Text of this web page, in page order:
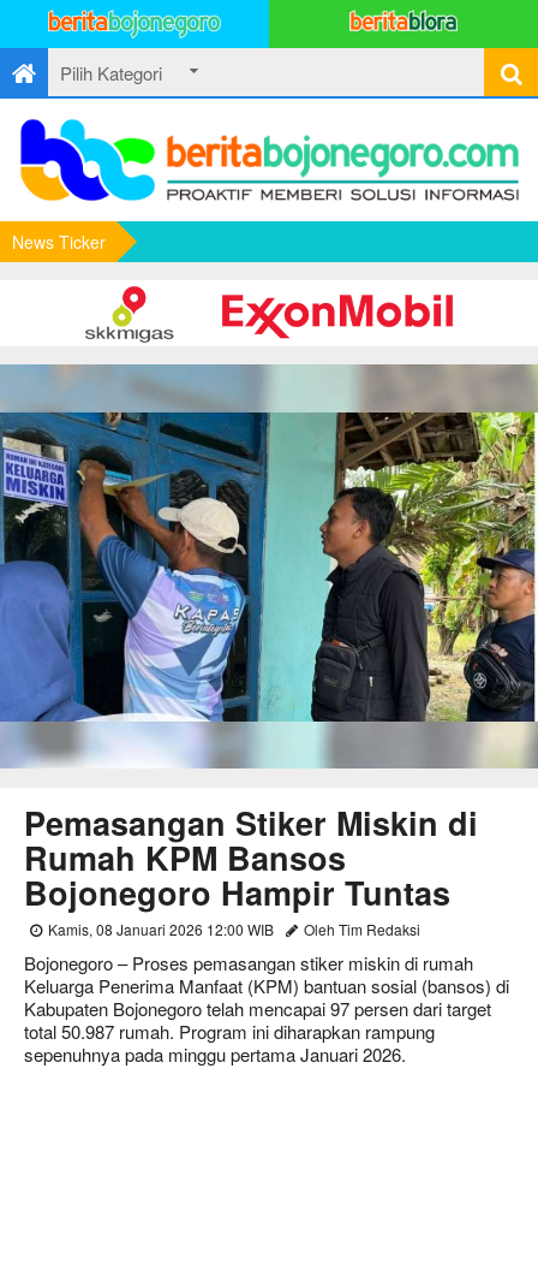
News Ticker
Pemasangan Stiker Miskin di
Rumah KPM Bansos
Bojonegoro Hampir Tuntas
Kamis, 08 Januari 2026 12:00 WIB Oleh Tim Redaksi
Bojonegoro – Proses pemasangan stiker miskin di rumah
Keluarga Penerima Manfaat (KPM) bantuan sosial (bansos) di
Kabupaten Bojonegoro telah mencapai 97 persen dari target
total 50.987 rumah. Program ini diharapkan rampung
sepenuhnya pada minggu pertama Januari 2026.